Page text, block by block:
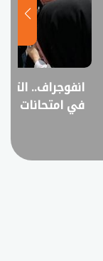
انفوجراف..
في امتحانات